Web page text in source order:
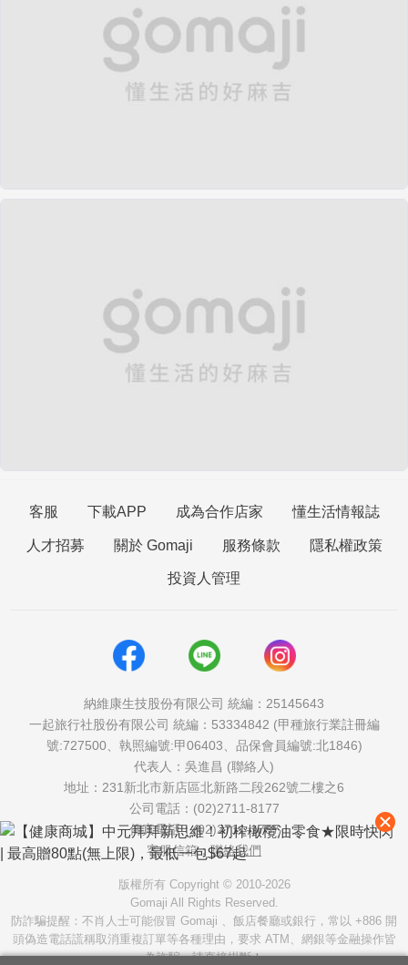
客服 下載APP 成為合作店家 懂生活情報誌
人才招募 關於 Gomaji 服務條款 隱私權政策
投資人管理
納維康生技股份有限公司 統編：25145643
一起旅行社股份有限公司 統編：53334842 (甲種旅行業註冊編
號:727500、執照編號:甲06403、品保會員編號:北1846)
代表人：吳進昌 (聯絡人)
地址：231新北市新店區北新路二段262號二樓之6
公司電話：(02)2711-8177
傳真電話：(02)2711-1757
客服信箱：聯絡我們
版權所有 Copyright © 2010-2026
Gomaji All Rights Reserved.
防詐騙提醒：不肖人士可能假冒 Gomaji 、飯店餐廳或銀行，常以 +886 開
頭偽造電話謊稱取消重複訂單等各種理由，要求 ATM、網銀等金融操作皆
為詐騙，請直接掛斷！